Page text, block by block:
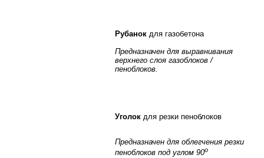
Рубанок для газобетона
Предназначен для выравнивания
верхнего слоя газоблоков /
пеноблоков.
Уголок для резки пеноблоков
Предназначен для облегчения резки
пеноблоков под углом 90о